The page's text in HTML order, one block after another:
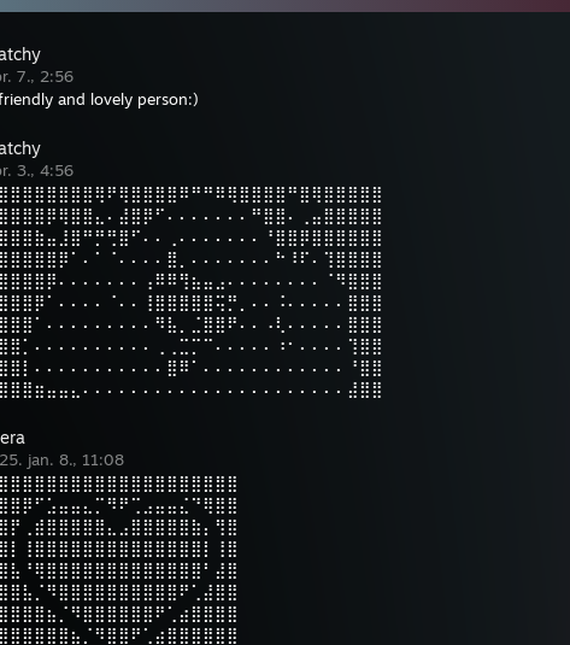
7., 2:56
and lovely person:)
3., 4:56
⣿⣿⣿⣿⣿⣿⣿⣿⢿⠟⢿⣿⣿⣿⣿⠿⠛⠛⠿⢿⣿⣿⣿⣿⠛⣿⢿⣿⣿⣿⣿⣿
⣿⣿⣿⣿⡿⢿⣿⣿⣄⠄⣼⣿⡿⠋⠄⠄⠄⠄⠄⠄⠄⠛⣿⣿⠄⢀⣤⣿⣿⣿⣿⣿
⣿⣿⣿⣷⣤⣸⣿⠛⡛⢛⣿⠋⠄⠄⢀⠄⠄⠄⠄⠄⠄⠄⠘⣿⣿⡿⣿⣿⣿⣿⣿⣿
⣿⣿⣿⣿⣿⡿⠁⠄⠁⠈⠄⠄⠄⠄⣿⡀⠄⠄⠄⠄⠄⠄⠄⠓⠸⠏⠄⢹⣿⣿⣿⣿
⣿⣿⣿⣿⡿⠄⠄⠄⠄⠄⠄⠄⢠⠿⠿⢻⣦⣤⣠⠄⠄⠄⠄⠄⠄⠄⠄⠈⠻⣿⣿⣿
⣿⣿⣿⡿⠁⠄⠄⠄⠄⠈⠄⠄⢸⣿⣿⣿⣿⣿⢭⡛⡀⠄⠄⠨⠄⠄⠄⠄⠄⣿⣿⣿
⣿⣿⣿⠁⠄⠄⠄⠄⠄⠄⠄⠄⠄⠻⣧⡀⣈⣿⣿⠟⠄⠄⠠⢇⠄⠄⠄⠄⠄⣿⣿⣿
⣿⣿⡁⠄⠄⠄⠄⠄⠄⠄⠄⠄⠄⢀⢀⣉⡉⠉⠄⠄⠄⠄⠄⠰⠂⠄⠄⠄⠄⢹⣿⣿
⣿⣿⡇⠄⠄⠄⠄⠄⠄⠄⠄⠄⠄⠄⣿⠿⠁⠄⠄⠄⠄⠄⠄⠄⠄⠄⠄⠄⠄⠘⣿⣿
⣿⣿⣿⣶⣤⣤⣄⠄⠄⠄⠄⠄⠄⠄⠄⠄⠄⠄⠄⠄⠄⠄⠄⠄⠄⠄⠄⠄⠄⣼⣿⣿
jan. 8., 11:08
⣿⣿⣿⣿⣿⣿⣿⣿⣿⣿⣿⣿⣿⣿⣿⣿⣿⣿⣿⣿
⣿⣿⡿⠋⣡⣤⣤⣄⡉⠻⠟⢉⣠⣤⣤⣌⠙⢿⣿⣿
⣿⡟⢀⣾⣿⣿⣿⣿⣿⣄⣠⣿⣿⣿⣿⣿⣷⡄⢻⣿
⣿⡇⢸⣿⣿⣿⣿⣿⣿⣿⣿⣿⣿⣿⣿⣿⣿⡇⢸⣿
⣿⣧⠘⢿⣿⣿⣿⣿⣿⣿⣿⣿⣿⣿⣿⣿⣿⠃⣼⣿
⣿⣿⣧⡈⠻⣿⣿⣿⣿⣿⣿⣿⣿⣿⣿⠟⢁⣼⣿⣿
⣿⣿⣿⣿⣦⡈⠻⣿⣿⣿⣿⣿⣿⠟⢁⣴⣿⣿⣿⣿
⣿⣿⣿⣿⣿⣿⣦⡈⠻⣿⣿⠟⢁⣴⣿⣿⣿⣿⣿⣿